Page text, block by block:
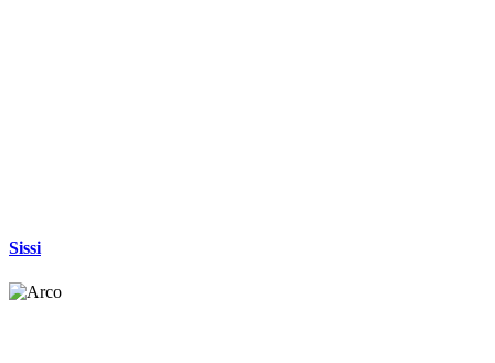
Sissi